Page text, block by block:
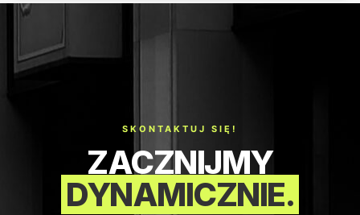
SKONTAKTUJ SIĘ!
ZACZNIJMY
DYNAMICZNIE.